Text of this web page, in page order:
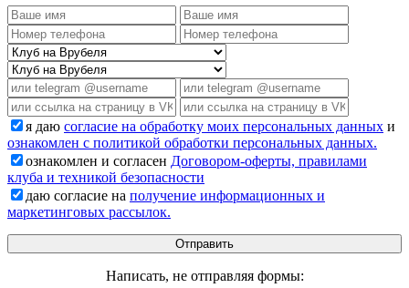
я даю согласие на обработку моих персональных данных и
ознакомлен с политикой обработки персональных данных.
ознакомлен и согласен Договором-оферты, правилами
клуба и техникой безопасности
даю согласие на получение информационных и
маркетинговых рассылок.
Написать, не отправляя формы: